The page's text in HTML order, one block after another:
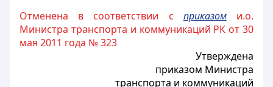
Отменена в соответствии с приказоми.о.
Министра транспорта и коммуникаций РК от 30
мая 2011 года № 323
Утверждена
приказом Министра
транспорта и коммуникаций